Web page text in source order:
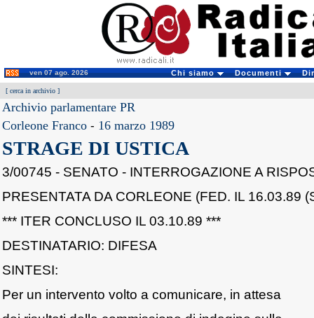
ven 07 ago. 2026 Chi siamo Documenti
[ cerca in archivio ]
Archivio parlamentare PR
Corleone Franco - 16 marzo 1989
STRAGE DI USTICA
3/00745 - SENATO - INTERROGAZIONE A
PRESENTATA DA CORLEONE (FED. IL 16.03.89
*** ITER CONCLUSO IL 03.10.89 ***
DESTINATARIO: DIFESA
SINTESI:
Per un intervento volto a comunicare, in attesa